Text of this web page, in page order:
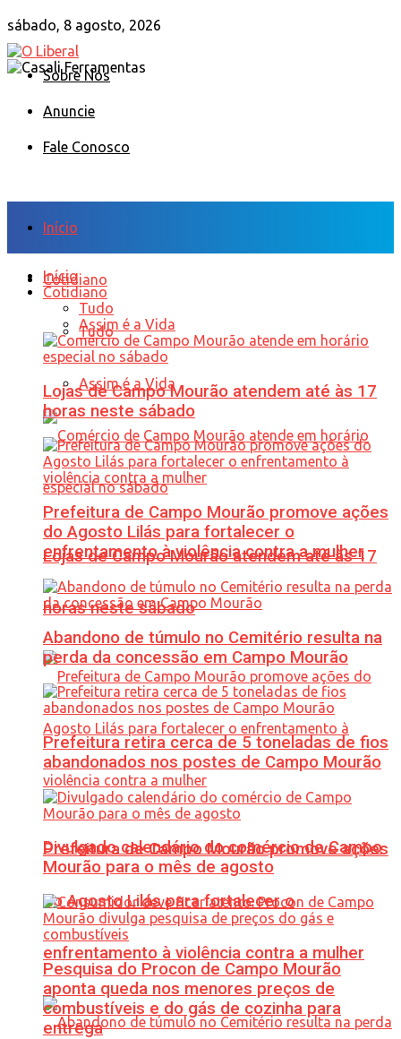
sábado, 8 agosto, 2026
Sobre Nós
Anuncie
Fale Conosco
Início
Cotidiano
Tudo
Assim é a Vida
Lojas de Campo Mourão atendem até às 17
horas neste sábado
Prefeitura de Campo Mourão promove ações
do Agosto Lilás para fortalecer o
enfrentamento à violência contra a mulher
Início
Cotidiano
Tudo
Assim é a Vida
Lojas de Campo Mourão atendem até às 17
horas neste sábado
Prefeitura de Campo Mourão promove ações
do Agosto Lilás para fortalecer o
enfrentamento à violência contra a mulher
Abandono de túmulo no Cemitério resulta na
perda da concessão em Campo Mourão
Prefeitura retira cerca de 5 toneladas de fios
abandonados nos postes de Campo Mourão
Divulgado calendário do comércio de Campo
Mourão para o mês de agosto
Pesquisa do Procon de Campo Mourão
aponta queda nos menores preços de
combustíveis e do gás de cozinha para
entrega